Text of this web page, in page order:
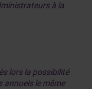
à la
lors la possibilité
annuels le même